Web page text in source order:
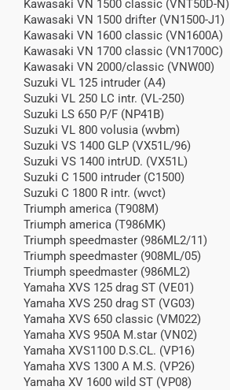
Kawasaki VN 1500 classic (VNT50D-N)
Kawasaki VN 1500 drifter (VN1500-J1)
Kawasaki VN 1600 classic (VN1600A)
Kawasaki VN 1700 classic (VN1700C)
Kawasaki VN 2000/classic (VNW00)
Suzuki VL 125 intruder (A4)
Suzuki VL 250 LC intr. (VL-250)
Suzuki LS 650 P/F (NP41B)
Suzuki VL 800 volusia (wvbm)
Suzuki VS 1400 GLP (VX51L/96)
Suzuki VS 1400 intrUD. (VX51L)
Suzuki C 1500 intruder (C1500)
Suzuki C 1800 R intr. (wvct)
Triumph america (T908M)
Triumph america (T986MK)
Triumph speedmaster (986ML2/11)
Triumph speedmaster (908ML/05)
Triumph speedmaster (986ML2)
Yamaha XVS 125 drag ST (VE01)
Yamaha XVS 250 drag ST (VG03)
Yamaha XVS 650 classic (VM022)
Yamaha XVS 950A M.star (VN02)
Yamaha XVS1100 D.S.CL. (VP16)
Yamaha XVS 1300 A M.S. (VP26)
Yamaha XV 1600 wild ST (VP08)